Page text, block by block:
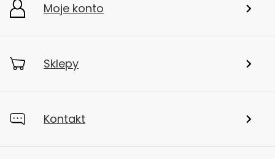
Moje konto
Sklepy
Kontakt